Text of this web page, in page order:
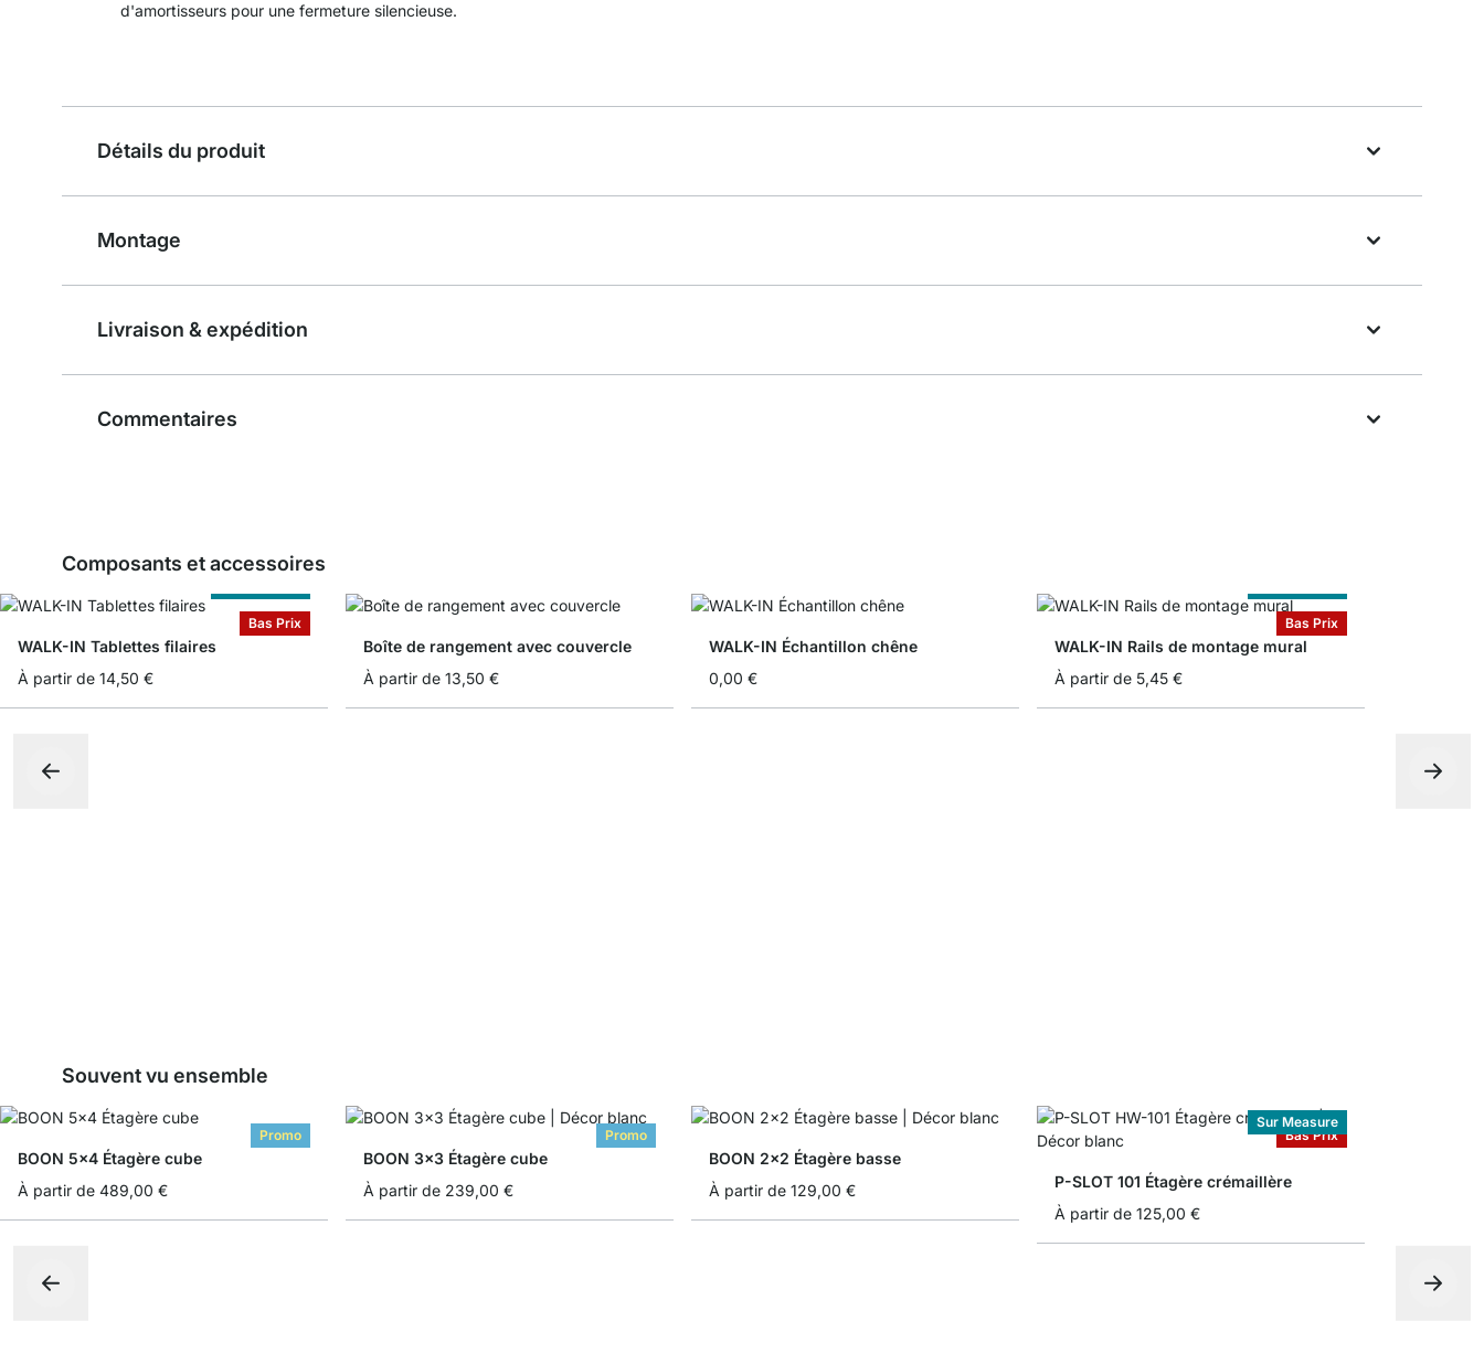
d'amortisseurs pour une fermeture silencieuse.
Détails du produit
Montage
Livraison & expédition
Commentaires
Composants et accessoires
Bas Prix
WALK-IN Tablettes filaires
À partir de 14,50 €
Boîte de rangement avec couvercle
À partir de 13,50 €
WALK-IN Échantillon chêne
0,00 €
Bas Prix
WALK-IN Rails de montage mural
À partir de 5,45 €
Souvent vu ensemble
Promo
BOON 5x4 Étagère cube
À partir de 489,00 €
Promo
BOON 3x3 Étagère cube
À partir de 239,00 €
BOON 2x2 Étagère basse
À partir de 129,00 €
Bas Prix
Sur Measure
P-SLOT 101 Étagère crémaillère
À partir de 125,00 €